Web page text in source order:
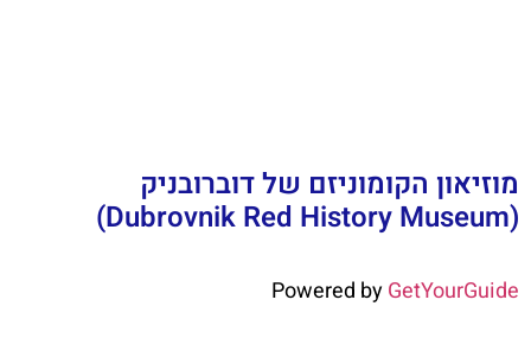
מוזיאון הקומוניזם של דוברובניק
(Dubrovnik Red History Museum)
Powered byGetYourGuide